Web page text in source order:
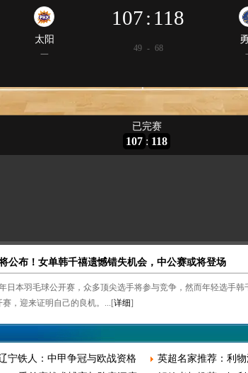
公布！女单韩千禧遗憾错失机会，中公赛或将登场
日本羽毛球公开赛，众多顶尖选手将参与竞争，然而年轻选手
，迎来证明自己的良机。...[详细]
宁铁人：中甲争冠与欧战资格
英超名家推荐：利